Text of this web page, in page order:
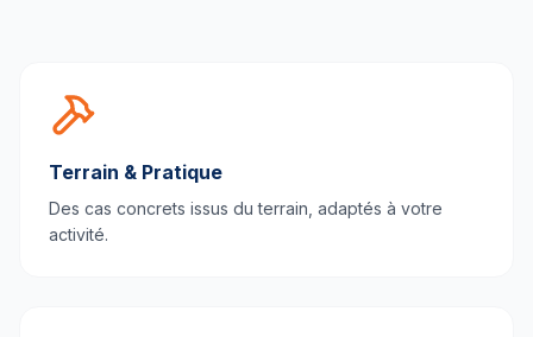
Terrain & Pratique
Des cas concrets issus du terrain, adaptés à votre
activité.